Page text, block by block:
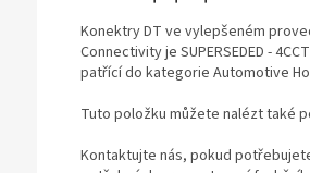
Konektry DT ve vylepšeném
Connectivity je SUPERSEDED -
patřící do kategorie Automotive
Tuto položku můžete nalézt také
Kontaktujte nás, pokud